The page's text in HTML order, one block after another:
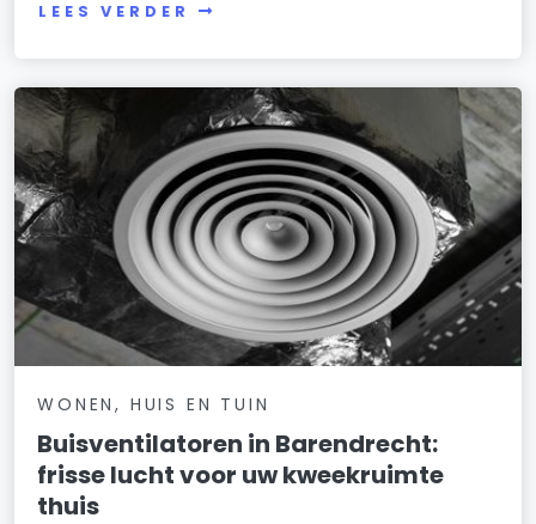
LEES VERDER
WONEN, HUIS EN TUIN
Buisventilatoren in Barendrecht:
frisse lucht voor uw kweekruimte
thuis